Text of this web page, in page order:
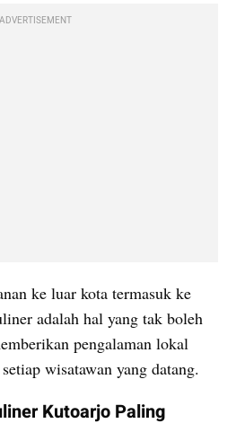
ADVERTISEMENT
ke luar kota termasuk ke
adalah hal yang tak boleh
pengalaman lokal
wisatawan yang datang.
Kutoarjo Paling